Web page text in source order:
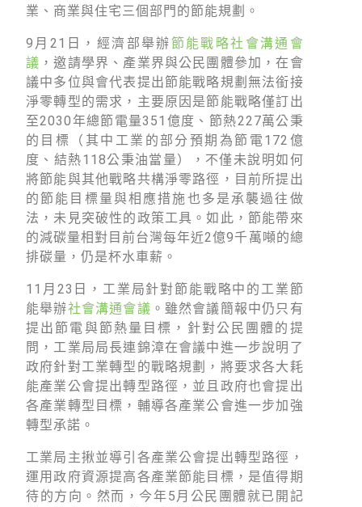
活動行事曆
活動紀錄
教育推廣申請
加入志工
業、商業與住宅三個部門的節能規劃。
9月21日，經濟部舉辦 節能戰略社會溝通會
議 ，邀請學界、產業界與公民團體參加，在會
議中多位與會代表提出節能戰略規劃無法銜接
淨零轉型的需求，主要原因是節能戰略僅訂出
至2030年總節電量351億度、節熱227萬公秉
的目標（其中工業的部分預期為節電172億
度、結熱118公秉油當量），不僅未說明如何
將節能與其他戰略共構淨零路徑，目前所提出
的節能目標量與相應措施也多是承襲過往做
法，未見突破性的政策工具。如此，節能帶來
的減碳量相對目前台灣每年近2億9千萬噸的總
排碳量，仍是杯水車薪。
11月23日，工業局針對節能戰略中的工業節
能舉辦社會溝通會議 。雖然會議簡報中仍只有
提出節電與節熱量目標，針對公民團體的提
問，工業局局長連錦漳在會議中進一步說明了
政府針對工業轉型的戰略規劃，將要求各大耗
能產業公會提出轉型路徑，並且政府也會提出
各產業轉型目標，輔導各產業公會進一步加強
轉型承諾。
工業局主揪並導引各產業公會提出轉型路徑，
運用政府資源提高各產業節能目標，是值得期
待的方向。然而，今年5月公民團體就已開記